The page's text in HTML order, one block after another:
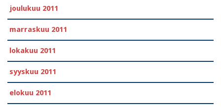
joulukuu 2011
marraskuu 2011
lokakuu 2011
syyskuu 2011
elokuu 2011